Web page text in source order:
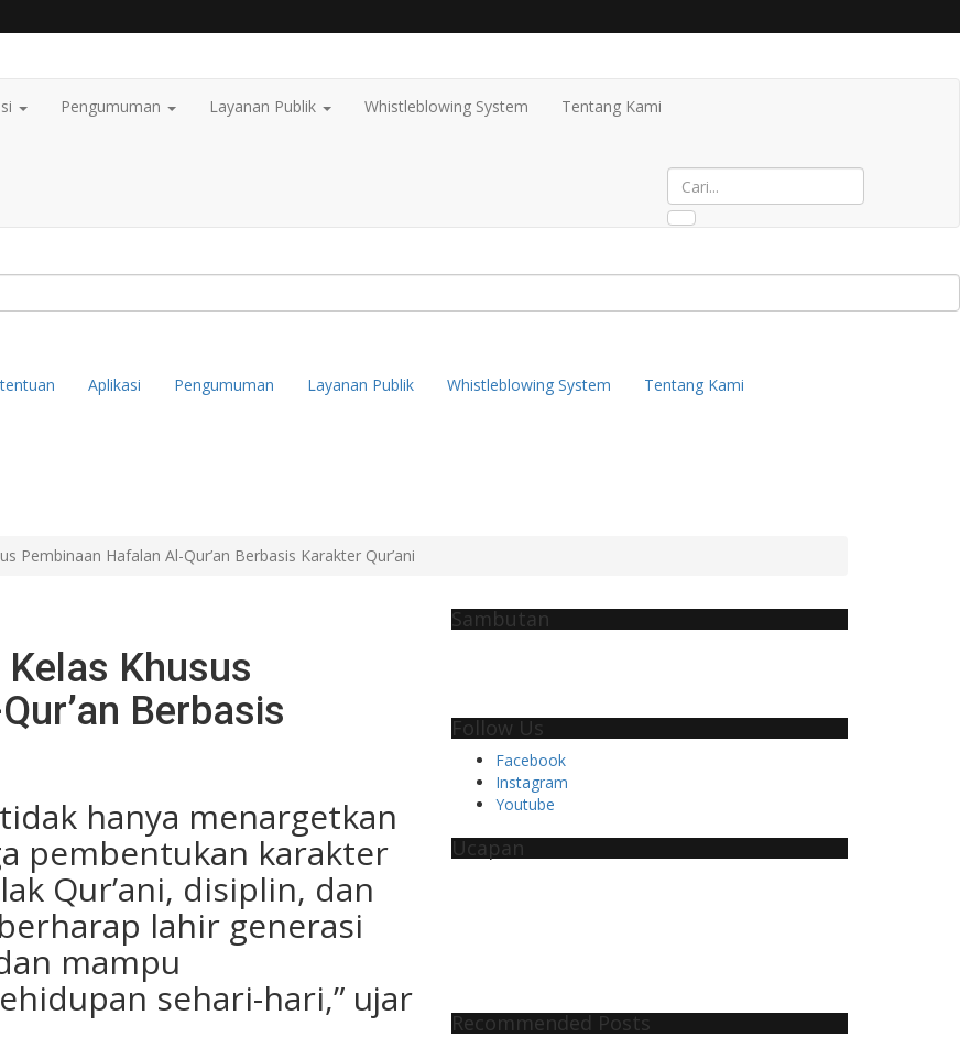
Pengumuman Layanan Publik Whistleblowing System Tentang Kami
Aplikasi Pengumuman Layanan Publik Whistleblowing System Tentang Kami
Pembinaan Hafalan Al-Qur’an Berbasis Karakter Qur’ani
Khusus
Berbasis
hanya menargetkan
pembentukan karakter
Qur’ani, disiplin, dan
lahir generasi
mampu
sehari-hari,” ujar
Sambutan
Follow Us
Facebook
Instagram
Youtube
Ucapan
Recommended Posts